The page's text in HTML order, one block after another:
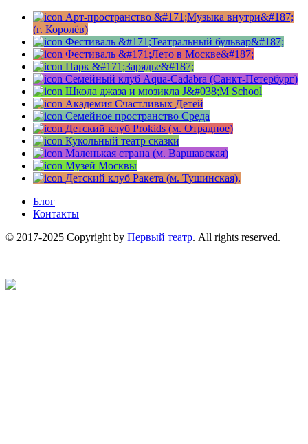
Арт-пространство &#171;Музыка внутри&#187;
(г. Королёв)
Фестиваль &#171;Театральный бульвар&#187;
Фестиваль &#171;Лето в Москве&#187;
Парк &#171;Зарядье&#187;
Семейный клуб Aqua-Cadabra (Санкт-Петербург)
Школа джаза и мюзикла J&#038;M School
Академия Счастливых Детей
Семейное пространство Среда
Детский клуб Prokids (м. Отрадное)
Кукольный театр сказки
Маленькая страна (м. Варшавская)
Музей Москвы
Детский клуб Ракета (м. Тушинская),
Блог
Контакты
© 2017-2025 Copyright by Первый театр. All rights reserved.